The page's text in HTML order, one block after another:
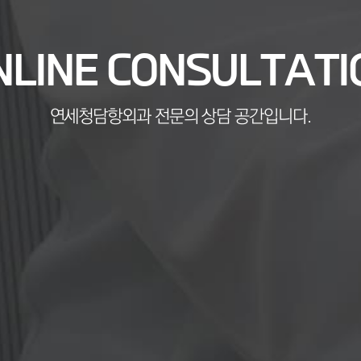
연세청담항외과 전문의 상담 공간입니다.